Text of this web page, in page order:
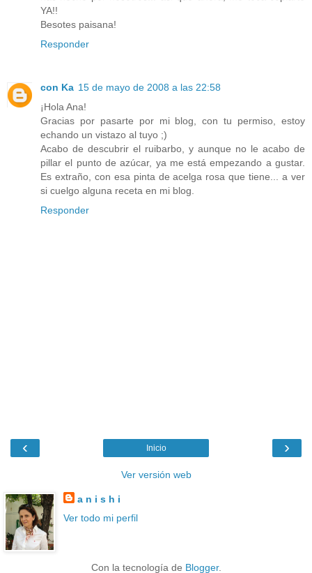
YA!!
Besotes paisana!
Responder
con Ka 15 de mayo de 2008 a las 22:58
¡Hola Ana!
Gracias por pasarte por mi blog, con tu permiso, estoy
echando un vistazo al tuyo ;)
Acabo de descubrir el ruibarbo, y aunque no le acabo de
pillar el punto de azúcar, ya me está empezando a gustar.
Es extraño, con esa pinta de acelga rosa que tiene... a ver
si cuelgo alguna receta en mi blog.
Responder
‹ ›
Inicio
Ver versión web
a n i s h i
Ver todo mi perfil
Con la tecnología de Blogger.